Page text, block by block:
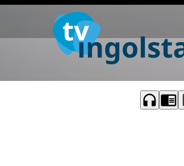
headphones chrome_reader_mode